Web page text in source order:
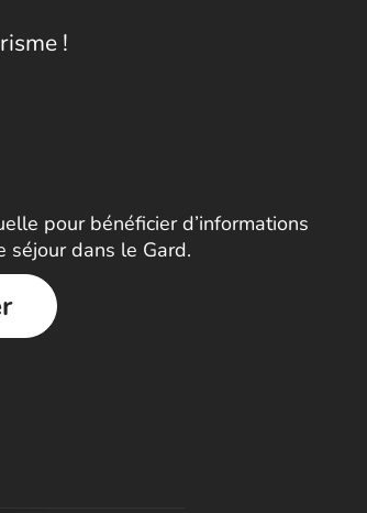
!
pour bénéficier d’informations
séjour dans le Gard.